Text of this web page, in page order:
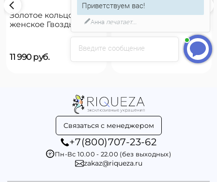
Золотое кольцо
женское Гвоздь
11 990 руб.
Золотое кольцо
женское на руку
UNOde50 Reward
Связаться с менеджером
+7(800)707-23-62
Пн-Вс 10.00 - 22.00 (без выходных)
zakaz@riqueza.ru
Введите сообщение
Приветствуем вас!
Анна печатает...